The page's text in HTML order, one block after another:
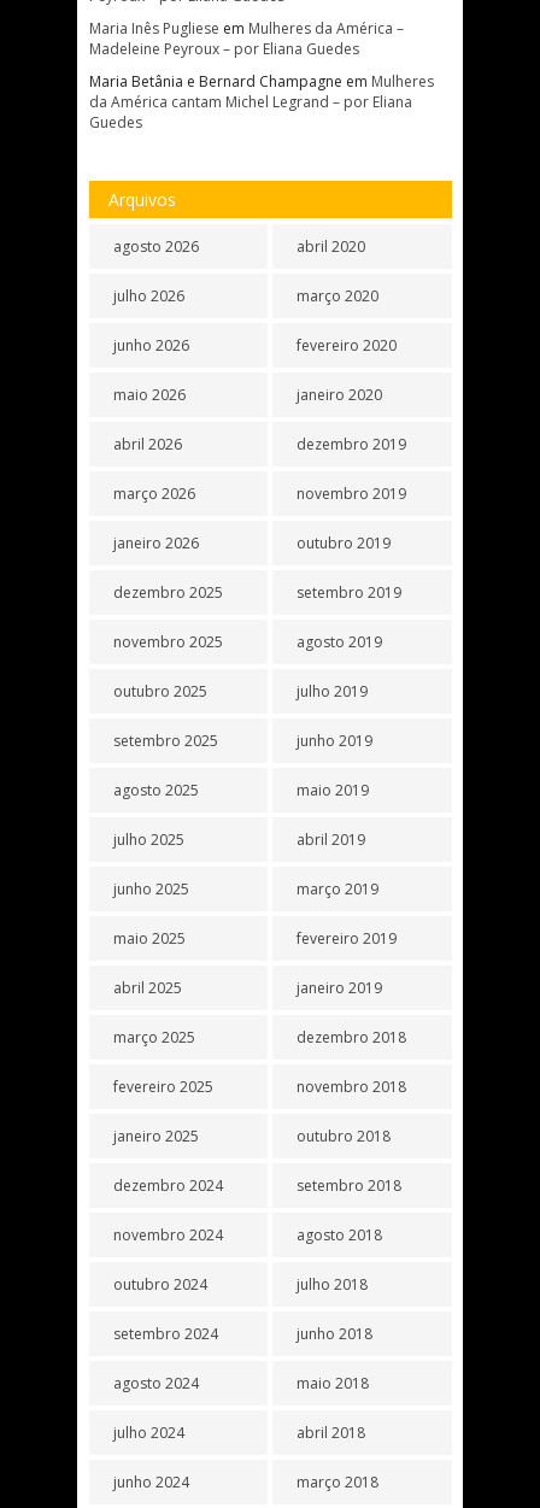
Maria Inês Pugliese em Mulheres da América –
Madeleine Peyroux – por Eliana Guedes
Maria Betânia e Bernard Champagne em Mulheres
da América cantam Michel Legrand – por Eliana
Guedes
Arquivos
agosto 2026
julho 2026
junho 2026
maio 2026
abril 2026
março 2026
janeiro 2026
dezembro 2025
novembro 2025
outubro 2025
setembro 2025
agosto 2025
julho 2025
junho 2025
maio 2025
abril 2025
março 2025
fevereiro 2025
janeiro 2025
dezembro 2024
novembro 2024
outubro 2024
setembro 2024
agosto 2024
julho 2024
junho 2024
abril 2020
março 2020
fevereiro 2020
janeiro 2020
dezembro 2019
novembro 2019
outubro 2019
setembro 2019
agosto 2019
julho 2019
junho 2019
maio 2019
abril 2019
março 2019
fevereiro 2019
janeiro 2019
dezembro 2018
novembro 2018
outubro 2018
setembro 2018
agosto 2018
julho 2018
junho 2018
maio 2018
abril 2018
março 2018